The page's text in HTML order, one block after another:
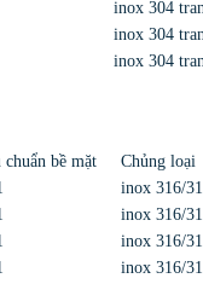
inox 304
inox 304
inox 304
chuẩn bề mặt
Chủng loại
inox 316/
inox 316/
inox 316/
inox 316/